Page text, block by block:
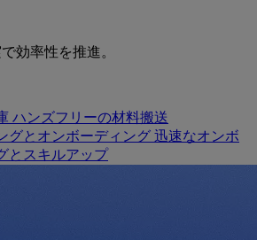
効率性を推進。
ハンズフリーの材料搬送
グとオンボーディング 迅速なオンボ
とスキルアップ